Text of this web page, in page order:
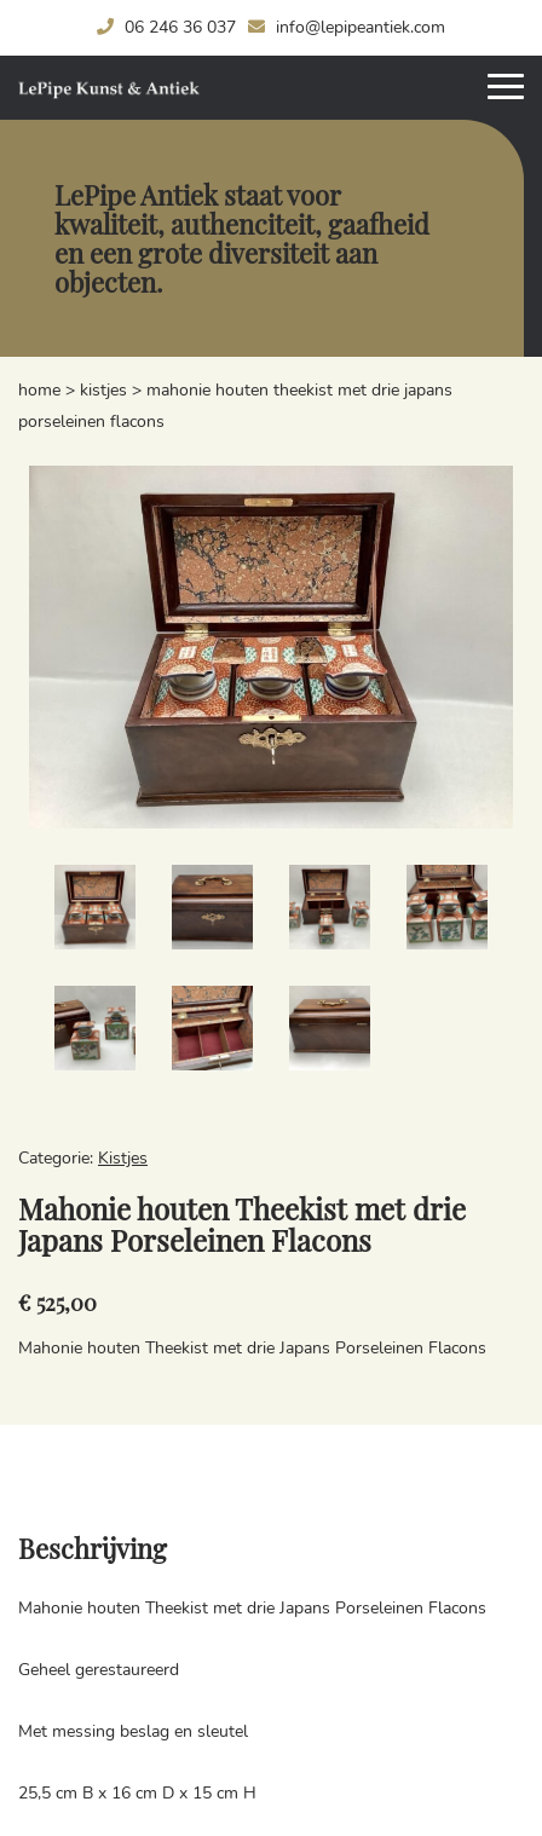
06 246 36 037 info@lepipeantiek.com
LePipe Antiek staat voor
kwaliteit, authenciteit, gaafheid
en een grote diversiteit aan
objecten.
home > kistjes > mahonie houten theekist met drie japans
porseleinen flacons
Categorie: Kistjes
Mahonie houten Theekist met drie
Japans Porseleinen Flacons
€ 525,00
Mahonie houten Theekist met drie Japans Porseleinen Flacons
Beschrijving
Mahonie houten Theekist met drie Japans Porseleinen Flacons
Geheel gerestaureerd
Met messing beslag en sleutel
25,5 cm B x 16 cm D x 15 cm H